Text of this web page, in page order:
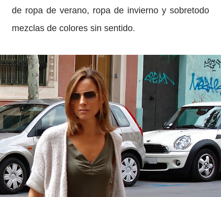
de ropa de verano, ropa de invierno y sobretodo
mezclas de colores sin sentido.